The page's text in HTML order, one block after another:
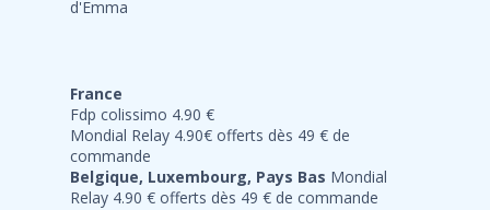
France
Fdp colissimo 4.90 €
Mondial Relay 4.90€ offerts dès 49 € de
commande
Belgique, Luxembourg, Pays Bas Mondial
Relay 4.90 € offerts dès 49 € de commande